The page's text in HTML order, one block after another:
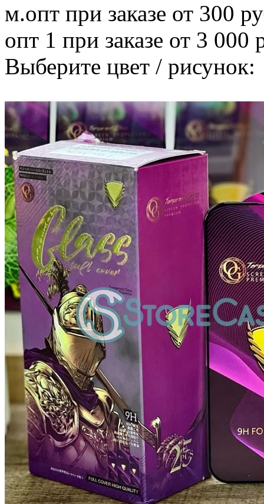
м.опт при заказе от 300
опт 1 при заказе от 3 000
Выберите цвет / рисунок: